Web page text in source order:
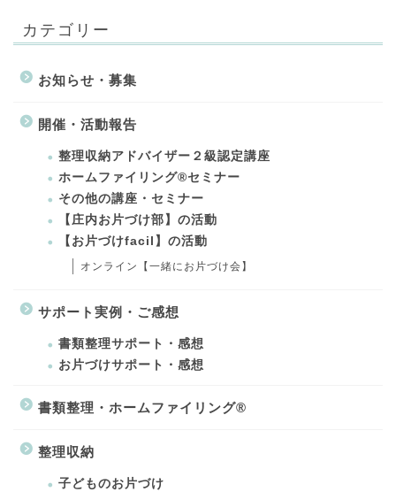
カテゴリー
お知らせ・募集
開催・活動報告
整理収納アドバイザー２級認定講座
ホームファイリング®セミナー
その他の講座・セミナー
【庄内お片づけ部】の活動
【お片づけfacil】の活動
オンライン【一緒にお片づけ会】
サポート実例・ご感想
書類整理サポート・感想
お片づけサポート・感想
書類整理・ホームファイリング®
整理収納
子どものお片づけ